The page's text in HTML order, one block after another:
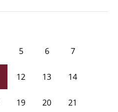
5 6 7
12 13 14
19 20 21